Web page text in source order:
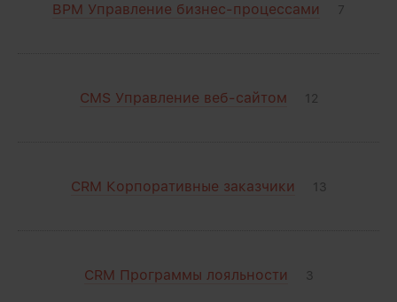
BPM Управление бизнес-процессами 7
CMS Управление веб-сайтом 12
CRM Корпоративные заказчики 13
CRM Программы лояльности 3